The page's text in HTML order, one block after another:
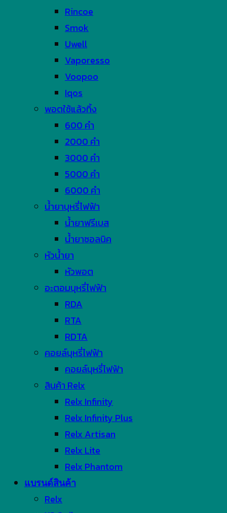
Rincoe
Smok
Uwell
Vaporesso
Voopoo
Iqos
พอตใช้แล้วทิ้ง
600 คำ
2000 คำ
3000 คำ
5000 คำ
6000 คำ
น้ำยาบุหรี่ไฟฟ้า
น้ำยาฟรีเบส
น้ำยาซอลนิค
หัวน้ำยา
หัวพอต
อะตอมบุหรี่ไฟฟ้า
RDA
RTA
RDTA
คอยล์บุหรี่ไฟฟ้า
คอยล์บุหรี่ไฟฟ้า
สินค้า Relx
Relx Infinity
Relx Infinity Plus
Relx Artisan
Relx Lite
Relx Phantom
แบรนด์สินค้า
Relx